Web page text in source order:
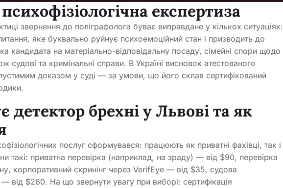
експертиза
звернення до поліграфолога буває виправдане у кількох ситуаціях:
яке буквально руйнує психоемоційний стан і призводить до
кандидата на матеріально-відповідальну посаду, сімейні спори щодо
судові та кримінальні справи. В Україні висновок атестованого
доказом у суді — за умови, що його склав сертифікований
детектор брехні у Львові та як
послуг сформувався: працюють як приватні фахівці, так і
такі: приватна перевірка (наприклад, на зраду) — від $90, перевірка
корпоративний скринінг через VerifEye — від $35, судова
— від $260. На що звернути увагу при виборі: сертифікація